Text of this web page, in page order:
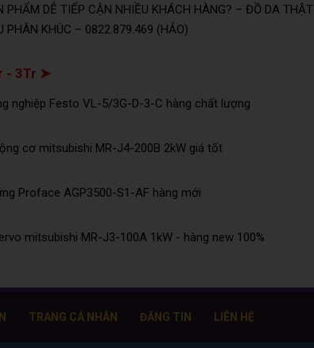
PHẨM DỄ TIẾP CẬN NHIỀU KHÁCH HÀNG? – ĐỒ DA THẬT
PHÂN KHÚC – 0822.879.469 (HẢO)
- 3Tr ➤
nghiệp Festo VL-5/3G-D-3-C hàng chất lượng
cơ mitsubishi MR-J4-200B 2kW giá tốt
Proface AGP3500-S1-AF hàng mới
mitsubishi MR-J3-100A 1kW - hàng new 100%
TRANG CÁ NHÂN ĐĂNG TIN LIÊN HỆ